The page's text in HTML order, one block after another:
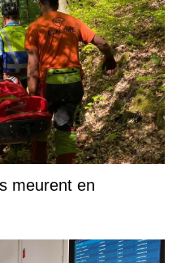
meurent en